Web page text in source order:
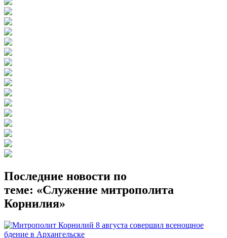
Последние новости по
теме: «Служение митрополита
Корнилия»